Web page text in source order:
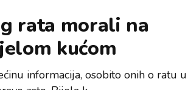
rata morali na
kućom
informacija, osobito onih o ratu